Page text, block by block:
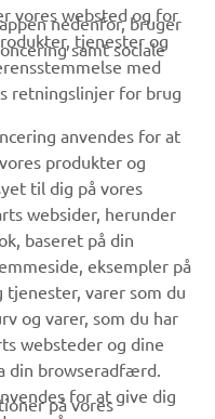
vores websted og for
tjenester og
med
retningslinjer for brug
nedenfor, bruger
samt sociale
anvendes for at
produkter og
til dig på vores
websider, herunder
baseret på din
eksempler på
varer som du
og varer, som du har
websteder og dine
din browseradfærd.
for at give dig
på vores